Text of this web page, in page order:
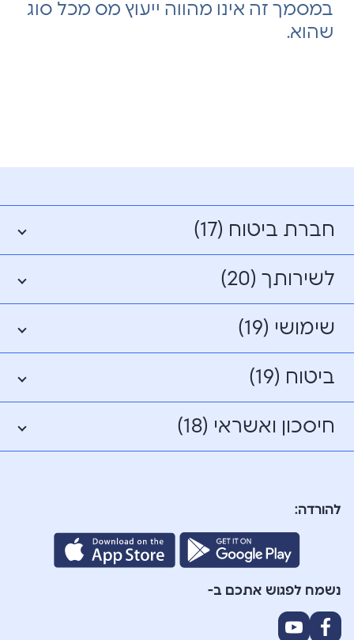
במסמך זה אינו מהווה ייעוץ מס מכל סוג
שהוא.
חברת ביטוח (17)
לשירותך (20)
שימושי (19)
ביטוח (19)
חיסכון ואשראי (18)
להורדה:
נשמח לפגוש אתכם ב-